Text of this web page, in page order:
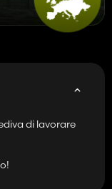
di lavorare